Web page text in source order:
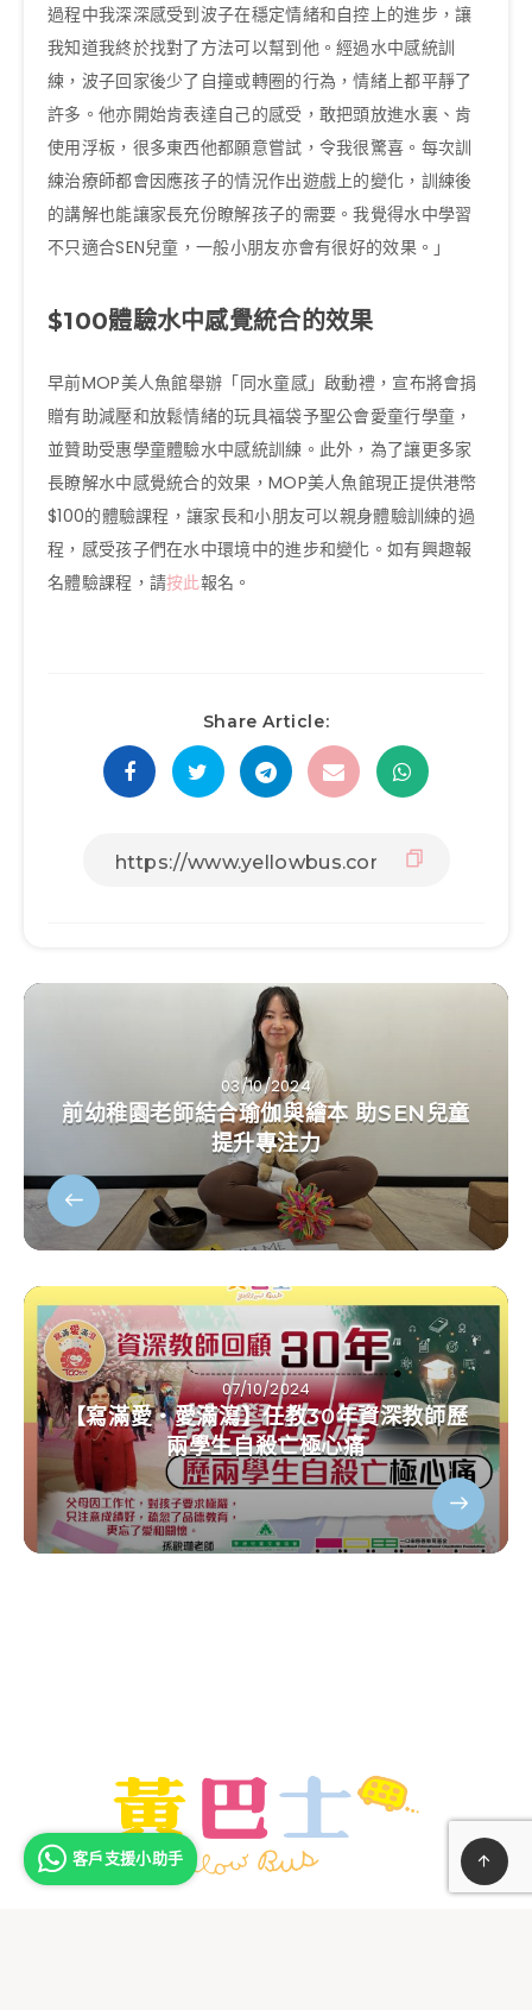
過程中我深深感受到波子在穩定情緒和自控上的進步，讓
我知道我終於找對了方法可以幫到他。經過水中感統訓
練，波子回家後少了自撞或轉圈的行為，情緒上都平靜了
許多。他亦開始肯表達自己的感受，敢把頭放進水裏、肯
使用浮板，很多東西他都願意嘗試，令我很驚喜。每次訓
練治療師都會因應孩子的情況作出遊戲上的變化，訓練後
的講解也能讓家長充份瞭解孩子的需要。我覺得水中學習
不只適合SEN兒童，一般小朋友亦會有很好的效果。」
$100體驗水中感覺統合的效果
早前MOP美人魚館舉辦「同水童感」啟動禮，宣布將會捐
贈有助減壓和放鬆情緒的玩具福袋予聖公會愛童行學童，
並贊助受惠學童體驗水中感統訓練。此外，為了讓更多家
長瞭解水中感覺統合的效果，MOP美人魚館現正提供港幣
$100的體驗課程，讓家長和小朋友可以親身體驗訓練的過
程，感受孩子們在水中環境中的進步和變化。如有興趣報
名體驗課程，請按此報名。
Share Article:
03/10/2024
前幼稚園老師結合瑜伽與繪本 助SEN兒童
提升專注力
07/10/2024
【寫滿愛‧愛滿瀉】任教30年資深教師歷
兩學生自殺亡極心痛
客戶支援小助手